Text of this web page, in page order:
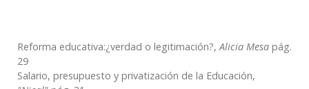
Reforma educativa:¿verdad o legitimación?, Alicia Mesa pág.
29
Salario, presupuesto y privatización de la Educación,